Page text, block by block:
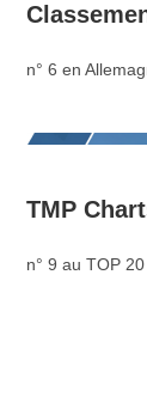
n° 6 en
TMP
n° 9 au TOP